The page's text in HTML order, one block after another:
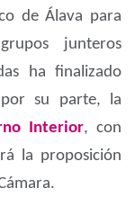
de Álava para
junteros
ha finalizado
por su parte, la
Interior, con
la proposición